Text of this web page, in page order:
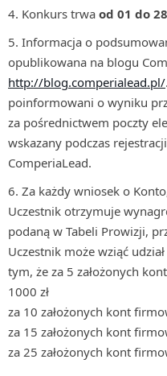
Konkurs trwa od 01 do
Informacja o
opublikowana na blogu
http://blog.comperialead.pl/
poinformowani o wyniku
za pośrednictwem poczty
wskazany podczas
ComperiaLead.
Za każdy wniosek o
Uczestnik otrzymuje
podaną w Tabeli Prowizji,
Uczestnik może wziąć
tym, że za 5 założonych
1000 zł
za 10 założonych kont
za 15 założonych kont
za 25 założonych kont